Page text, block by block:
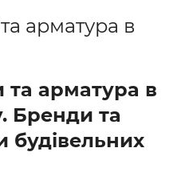
арматура в
та арматура в
Бренди та
будівельних